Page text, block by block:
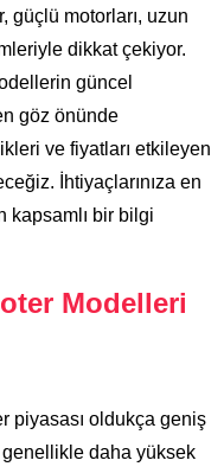
güçlü motorları, uzun
dikkat çekiyor.
güncel
göz önünde
ve fiyatları etkileyen
İhtiyaçlarınıza en
kapsamlı bir bilgi
Modelleri
piyasası oldukça geniş
daha yüksek